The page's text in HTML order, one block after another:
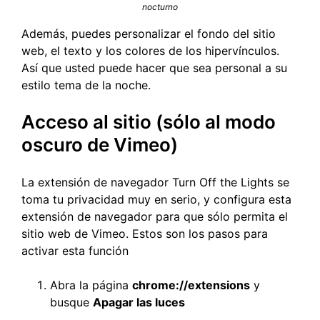
nocturno
Además, puedes personalizar el fondo del sitio
web, el texto y los colores de los hipervínculos.
Así que usted puede hacer que sea personal a su
estilo tema de la noche.
Acceso al sitio (sólo al modo
oscuro de Vimeo)
La extensión de navegador Turn Off the Lights se
toma tu privacidad muy en serio, y configura esta
extensión de navegador para que sólo permita el
sitio web de Vimeo. Estos son los pasos para
activar esta función
Abra la página chrome://extensions y
busque Apagar las luces